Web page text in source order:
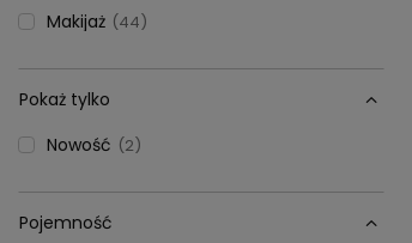
Makijaż 44
Pokaż tylko
Nowość
2
Pojemność